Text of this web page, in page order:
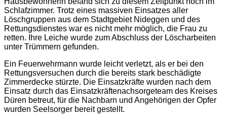
Schlafzimmer. Trotz eines massiven Einsatzes aller
Löschgruppen aus dem Stadtgebiet Nideggen und des
Rettungsdienstes war es nicht mehr möglich, die Frau zu
retten. Ihre Leiche wurde zum Abschluss der Löscharbeiten
unter Trümmern gefunden.
Ein Feuerwehrmann wurde leicht verletzt, als er bei den
Rettungsversuchen durch die bereits stark beschädigte
Zimmerdecke stürzte. Die Einsatzkräfte wurden nach dem
Einsatz durch das Einsatzkräftenachsorgeteam des Kreises
Düren betreut, für die Nachbarn und Angehörigen der Opfer
wurden Seelsorger bereit gestellt.